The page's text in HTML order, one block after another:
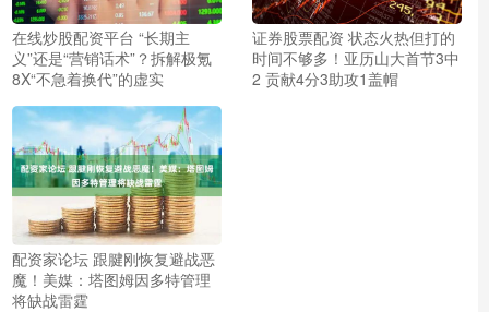
在线炒股配资平台 “长期主
义”还是“营销话术”？拆解极氪
8X“不急着换代”的虚实
证券股票配资 状态火热但打的
时间不够多！亚历山大首节3中
2 贡献4分3助攻1盖帽
配资家论坛 跟腱刚恢复避战恶
魔！美媒：塔图姆因多特管理
将缺战雷霆